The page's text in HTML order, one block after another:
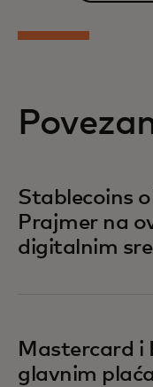
Stablecoins
Prajmer na
digitalnim
Mastercard i
glavnim